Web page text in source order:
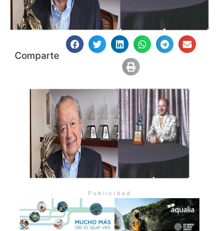
Comparte
Publicidad